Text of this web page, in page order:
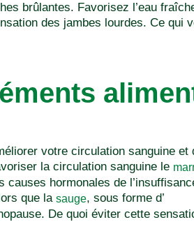
brûlantes. Favorisez l’eau
des jambes lourdes. Ce qui
votre circulation sanguine et
la circulation sanguine le
hormonales de
que la sauge, sous forme d’
De quoi éviter cette